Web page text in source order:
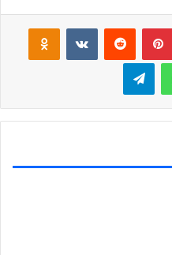
بينتيريست
واتساب تيلقرام